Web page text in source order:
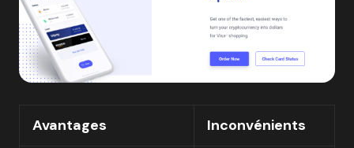
Avantages Inconvénients